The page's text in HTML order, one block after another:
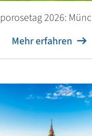
2026:
Mehr erfahren